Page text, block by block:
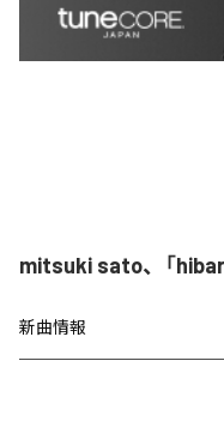
mitsuki sato、「
新曲情報